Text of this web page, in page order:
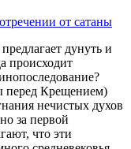
от сатаны
дунуть и
происходит
перед Крещением)
нечистых духов
за первой
что эти